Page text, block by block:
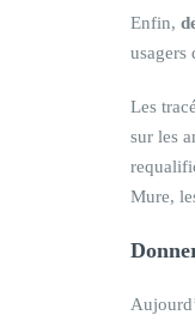
Enfin,
usagers
Les
sur les
Mure,